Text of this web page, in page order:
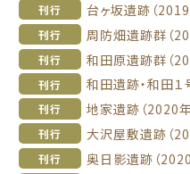
刊行 台ヶ坂遺跡（2019
刊行 周防畑遺跡群（
刊行 和田原遺跡群（
刊行 和田遺跡・和田１
刊行 地家遺跡（2020
刊行 大沢屋敷遺跡（
刊行 奥日影遺跡（